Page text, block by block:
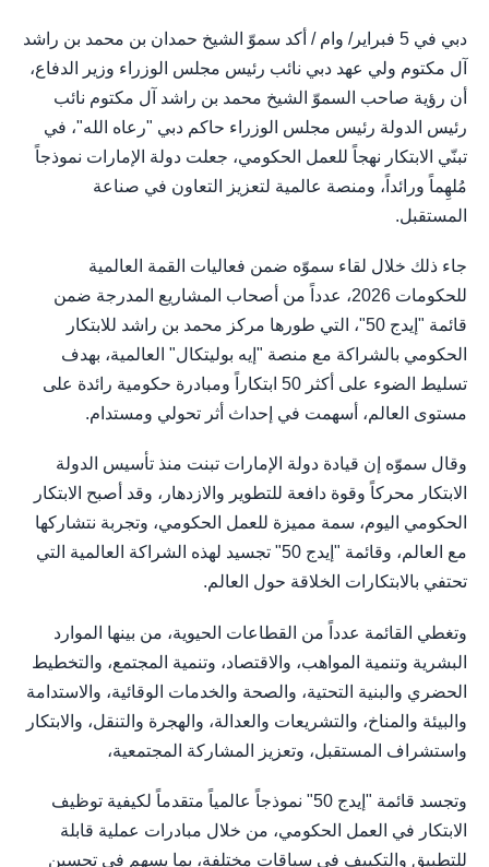
دبي في 5 فبراير/ وام / أكد سموّ الشيخ حمدان بن محمد بن راشد
آل مكتوم ولي عهد دبي نائب رئيس مجلس الوزراء وزير الدفاع،
أن رؤية صاحب السموّ الشيخ محمد بن راشد آل مكتوم نائب
رئيس الدولة رئيس مجلس الوزراء حاكم دبي "رعاه الله"، في
تبنّي الابتكار نهجاً للعمل الحكومي، جعلت دولة الإمارات نموذجاً
مُلهِماً ورائداً، ومنصة عالمية لتعزيز التعاون في صناعة
المستقبل.
جاء ذلك خلال لقاء سموّه ضمن فعاليات القمة العالمية
للحكومات 2026، عدداً من أصحاب المشاريع المدرجة ضمن
قائمة "إيدج 50"، التي طورها مركز محمد بن راشد للابتكار
الحكومي بالشراكة مع منصة "إيه بوليتكال" العالمية، بهدف
تسليط الضوء على أكثر 50 ابتكاراً ومبادرة حكومية رائدة على
مستوى العالم، أسهمت في إحداث أثر تحولي ومستدام.
وقال سموّه إن قيادة دولة الإمارات تبنت منذ تأسيس الدولة
الابتكار محركاً وقوة دافعة للتطوير والازدهار، وقد أصبح الابتكار
الحكومي اليوم، سمة مميزة للعمل الحكومي، وتجربة نتشاركها
مع العالم، وقائمة "إيدج 50" تجسيد لهذه الشراكة العالمية التي
تحتفي بالابتكارات الخلاقة حول العالم.
وتغطي القائمة عدداً من القطاعات الحيوية، من بينها الموارد
البشرية وتنمية المواهب، والاقتصاد، وتنمية المجتمع، والتخطيط
الحضري والبنية التحتية، والصحة والخدمات الوقائية، والاستدامة
والبيئة والمناخ، والتشريعات والعدالة، والهجرة والتنقل، والابتكار
واستشراف المستقبل، وتعزيز المشاركة المجتمعية،
وتجسد قائمة "إيدج 50" نموذجاً عالمياً متقدماً لكيفية توظيف
الابتكار في العمل الحكومي، من خلال مبادرات عملية قابلة
للتطبيق والتكييف في سياقات مختلفة، بما يسهم في تحسين